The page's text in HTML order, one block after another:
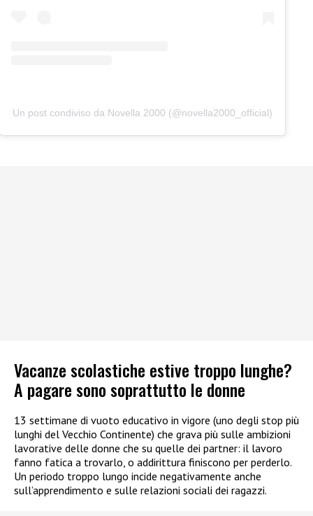
Un post condiviso da Novella 2000 (@novella2000_official)
Vacanze scolastiche estive troppo lunghe?
A pagare sono soprattutto le donne
13 settimane di vuoto educativo in vigore (uno degli stop più
lunghi del Vecchio Continente) che grava più sulle ambizioni
lavorative delle donne che su quelle dei partner: il lavoro
fanno fatica a trovarlo, o addirittura finiscono per perderlo.
Un periodo troppo lungo incide negativamente anche
sull’apprendimento e sulle relazioni sociali dei ragazzi.